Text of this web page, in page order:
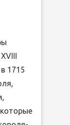
1715